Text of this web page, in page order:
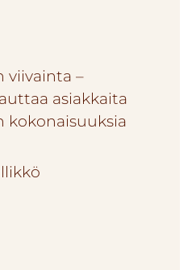
viivainta –
asiakkaita
kokonaisuuksia